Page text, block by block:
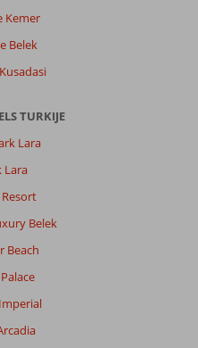
Kemer
Belek
TURKIJE
Lara
Lara
Belek
Beach